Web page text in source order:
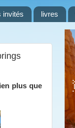
invités livres
plus que